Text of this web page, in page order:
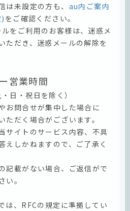
は未設定の方も、 au内ご案内
をご確認ください。
をご利用のお客様は、迷惑メ
ただき、迷惑メールの解除を
営業時間
日・祝日を除く）
お問合せが集中した場合に
ただく場合がございます。
サイトのサービス内容、不具
えしかねますので、ご了承く
記載がない場合、ご返信がで
い。
は、RFCの規定に準拠してい